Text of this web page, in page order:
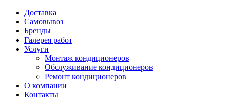
Доставка
Самовывоз
Бренды
Галерея работ
Услуги
Монтаж кондиционеров
Обслуживание кондиционеров
Ремонт кондиционеров
О компании
Контакты